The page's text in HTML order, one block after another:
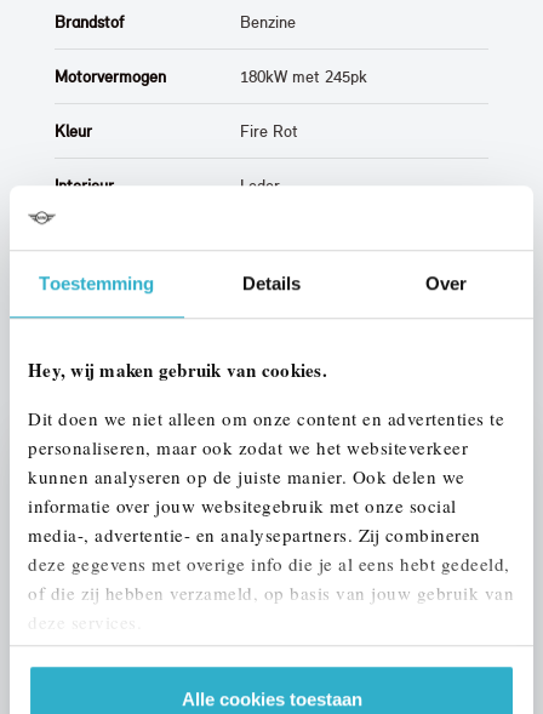
Toestemming Details Over
Hey, wij maken gebruik van cookies.
Dit doen we niet alleen om onze content en advertenties te
personaliseren, maar ook zodat we het websiteverkeer
kunnen analyseren op de juiste manier. Ook delen we
informatie over jouw websitegebruik met onze social
media-, advertentie- en analysepartners. Zij combineren
deze gegevens met overige info die je al eens hebt gedeeld,
of die zij hebben verzameld, op basis van jouw gebruik van
deze services.
Alle cookies toestaan
UW AUTO INRUILEN?
Brandstof Benzine
Motorvermogen 180kW met 245pk
Kleur Fire Rot
Interieur Leder
ALLE OPTIES EN SPECIFICATIES